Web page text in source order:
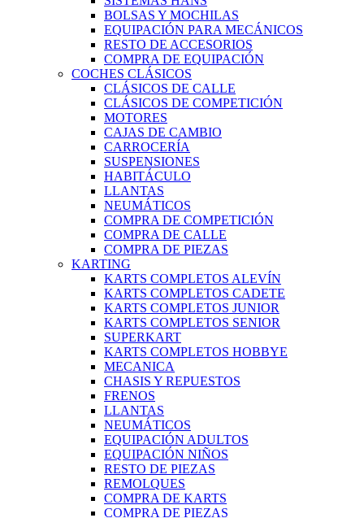
BOLSAS Y MOCHILAS
EQUIPACIÓN PARA MECÁNICOS
RESTO DE ACCESORIOS
COMPRA DE EQUIPACIÓN
COCHES CLÁSICOS
CLÁSICOS DE CALLE
CLÁSICOS DE COMPETICIÓN
MOTORES
CAJAS DE CAMBIO
CARROCERÍA
SUSPENSIONES
HABITÁCULO
LLANTAS
NEUMÁTICOS
COMPRA DE COMPETICIÓN
COMPRA DE CALLE
COMPRA DE PIEZAS
KARTING
KARTS COMPLETOS ALEVÍN
KARTS COMPLETOS CADETE
KARTS COMPLETOS JUNIOR
KARTS COMPLETOS SENIOR
SUPERKART
KARTS COMPLETOS HOBBYE
MECANICA
CHASIS Y REPUESTOS
FRENOS
LLANTAS
NEUMÁTICOS
EQUIPACIÓN ADULTOS
EQUIPACIÓN NIÑOS
RESTO DE PIEZAS
REMOLQUES
COMPRA DE KARTS
COMPRA DE PIEZAS